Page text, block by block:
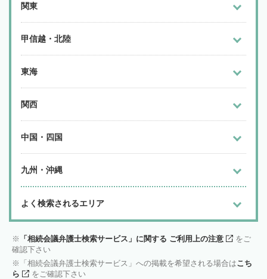
関東
甲信越・北陸
東海
関西
中国・四国
九州・沖縄
よく検索されるエリア
「相続会議弁護士検索サービス」に関する ご利用上の注意
をご
確認下さい
「相続会議弁護士検索サービス」への掲載を希望される場合はこち
ら
をご確認下さい